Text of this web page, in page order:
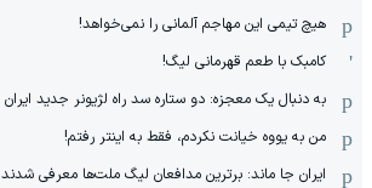
هیچ‌ تیمی این مهاجم آلمانی را نمی‌خواهد!
کامبک با طعم قهرمانی لیگ!
به دنبال یک معجزه: دو ستاره سد راه لژیونر جدید ایران
من به یووه خیانت نکردم، فقط به اینتر رفتم!
ایران جا ماند: برترین مدافعان لیگ ملت‌ها معرفی شدند